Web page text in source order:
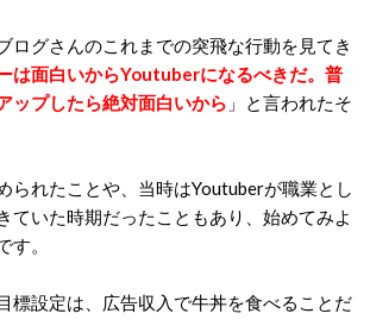
ログさんのこれまでの突飛な行動を見てき
は面白いからYoutuberになるべきだ。普
ップしたら絶対面白いから 」と言われたそ
られたことや、当時はYoutuberが職業とし
ていた時期だったこともあり、始めてみよ
す。
標設定は、広告収入で牛丼を食べることだ